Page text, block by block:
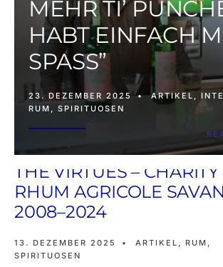
MEHR TI’
HABT EINFACH
SPASS”
23. DEZEMBER 2025 • ARTIKEL ,
RUM , SPIRITUOSEN
THE VIRTUES – CHARITY
RHUM AGRICOLE
2008–2024
13. DEZEMBER 2025 • ARTIKEL , RUM ,
SPIRITUOSEN